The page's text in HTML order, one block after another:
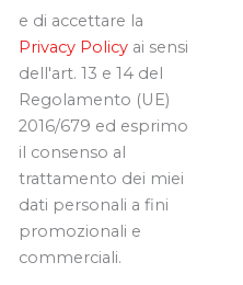
e di accettare la
Privacy Policyai sensi
dell'art. 13 e 14 del
Regolamento (UE)
2016/679 ed esprimo
il consenso al
trattamento dei miei
dati personali a fini
promozionali e
commerciali.